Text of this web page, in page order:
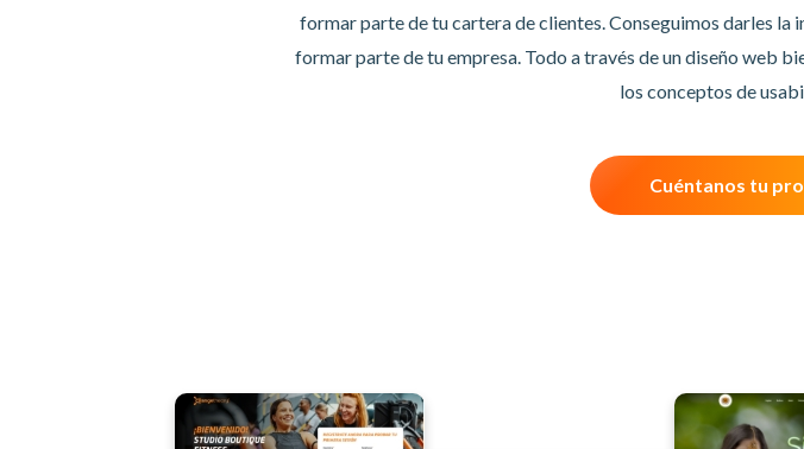
formar parte de tu cartera de clientes. Conseguimos darles
formar parte de tu empresa. Todo a través de un diseño web
los conceptos de
Cuéntanos tu